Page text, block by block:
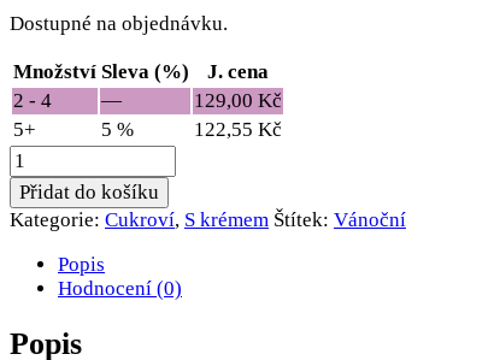
Dostupné na objednávku.
Množství Sleva (%)
J. cena
2 - 4
— 129,00 Kč
5+
5 % 122,55 Kč
Kuličky
s
kokosem
množství
Přidat do košíku
Kategorie: Cukroví, S krémem Štítek: Vánoční
Popis
Hodnocení (0)
Popis